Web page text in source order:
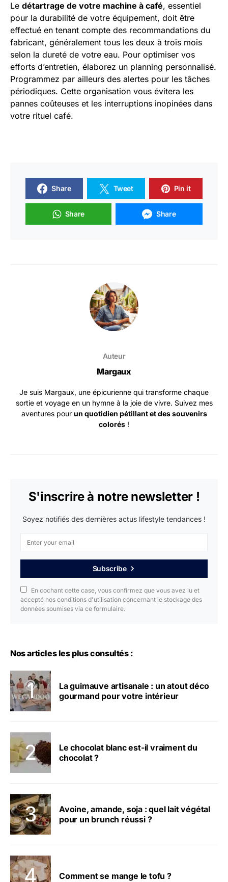
Le détartrage de votre machine à café, essentiel
pour la durabilité de votre équipement, doit être
effectué en tenant compte des recommandations du
fabricant, généralement tous les deux à trois mois
selon la dureté de votre eau. Pour optimiser vos
efforts d’entretien, élaborez un planning personnalisé.
Programmez par ailleurs des alertes pour les tâches
périodiques. Cette organisation vous évitera les
pannes coûteuses et les interruptions inopinées dans
votre rituel café.
Share Tweet Pin it
Share Share
Auteur
Margaux
Je suis Margaux, une épicurienne qui transforme chaque
sortie et voyage en un hymne à la joie de vivre. Suivez mes
aventures pour un quotidien pétillant et des souvenirs
colorés !
S'inscrire à notre newsletter !
Soyez notifiés des dernières actus lifestyle tendances !
Subscribe
En cochant cette case, vous confirmez que vous avez lu et
accepté nos conditions d'utilisation concernant le stockage des
données soumises via ce formulaire.
Nos articles les plus consultés :
La guimauve artisanale : un atout déco
gourmand pour votre intérieur
Le chocolat blanc est-il vraiment du
chocolat ?
Avoine, amande, soja : quel lait végétal
pour un brunch réussi ?
Comment se mange le tofu ?